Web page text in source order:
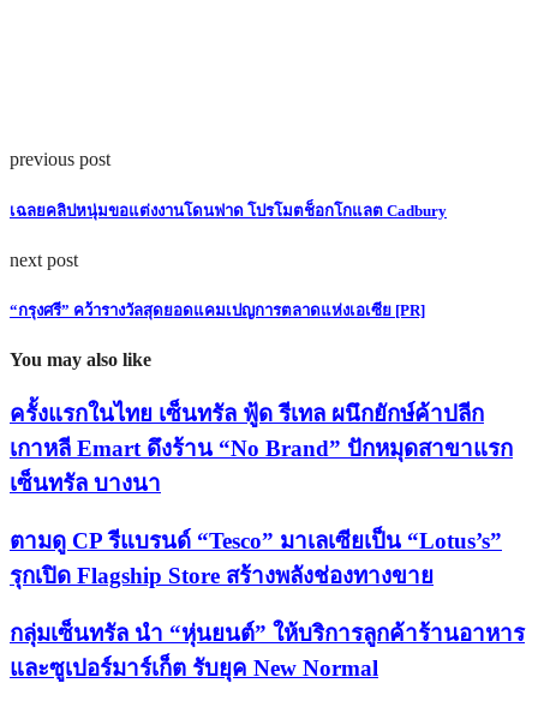
previous post
เฉลยคลิปหนุ่มขอแต่งงานโดนฟาด โปรโมตช็อกโกแลต Cadbury
next post
“กรุงศรี” คว้ารางวัลสุดยอดแคมเปญการตลาดแห่งเอเซีย [PR]
You may also like
ครั้งแรกในไทย เซ็นทรัล ฟู้ด รีเทล ผนึกยักษ์ค้าปลีก
เกาหลี Emart ดึงร้าน “No Brand” ปักหมุดสาขาแรก
เซ็นทรัล บางนา
ตามดู CP รีแบรนด์ “Tesco” มาเลเซียเป็น “Lotus’s”
รุกเปิด Flagship Store สร้างพลังช่องทางขาย
กลุ่มเซ็นทรัล นำ “หุ่นยนต์” ให้บริการลูกค้าร้านอาหาร
และซูเปอร์มาร์เก็ต รับยุค New Normal